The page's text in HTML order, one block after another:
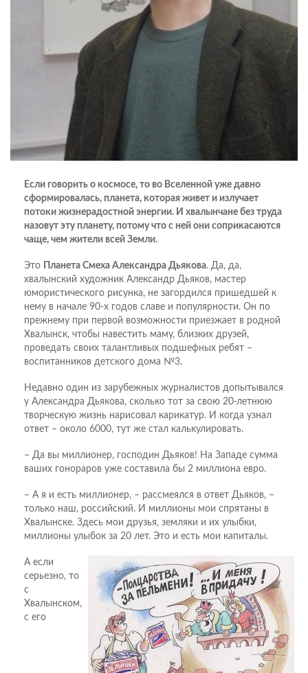
Если говорить о космосе, то во Вселенной уже давно
сформировалась, планета, которая живет и излучает
потоки жизнерадостной энергии. И хвалынчане без труда
назовут эту планету, потому что с ней они соприкасаются
чаще, чем жители всей Земли.
Это Планета Смеха Александра Дьякова. Да, да,
хвалынский художник Александр Дьяков, мастер
юмористического рисунка, не загордился пришедшей к
нему в начале 90-х годов славе и популярности. Он по
прежнему при первой возможности приезжает в родной
Хвалынск, чтобы навестить маму, близких друзей,
проведать своих талантливых подшефных ребят –
воспитанников детского дома №3.
Недавно один из зарубежных журналистов допытывался
у Александра Дьякова, сколько тот за свою 20-летнюю
творческую жизнь нарисовал карикатур. И когда узнал
ответ – около 6000, тут же стал калькулировать.
– Да вы миллионер, господин Дьяков! На Западе сумма
ваших гонораров уже составила бы 2 миллиона евро.
– А я и есть миллионер, – рассмеялся в ответ Дьяков, –
только наш, российский. И миллионы мои спрятаны в
Хвалынске. Здесь мои друзья, земляки и их улыбки,
миллионы улыбок за 20 лет. Это и есть мои капиталы.
А если
серьезно, то
с
Хвалынском,
с его